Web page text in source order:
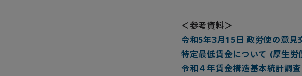
＜参考資料＞
令和5年3月15日 政労使の意
特定最低賃金について (厚生労
令和４年賃金構造基本統計調